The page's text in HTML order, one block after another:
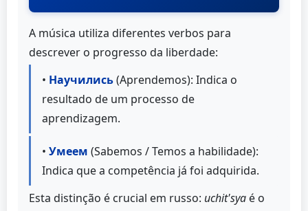
A música utiliza diferentes verbos para
descrever o progresso da liberdade:
• Научились(Aprendemos): Indica o
resultado de um processo de
aprendizagem.
• Умеем (Sabemos / Temos a habilidade):
Indica que a competência já foi adquirida.
Esta distinção é crucial em russo: uchit'sya é o